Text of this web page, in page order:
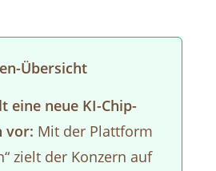
Übersicht
eine neue KI-Chip-
vor: Mit der Plattform
zielt der Konzern auf